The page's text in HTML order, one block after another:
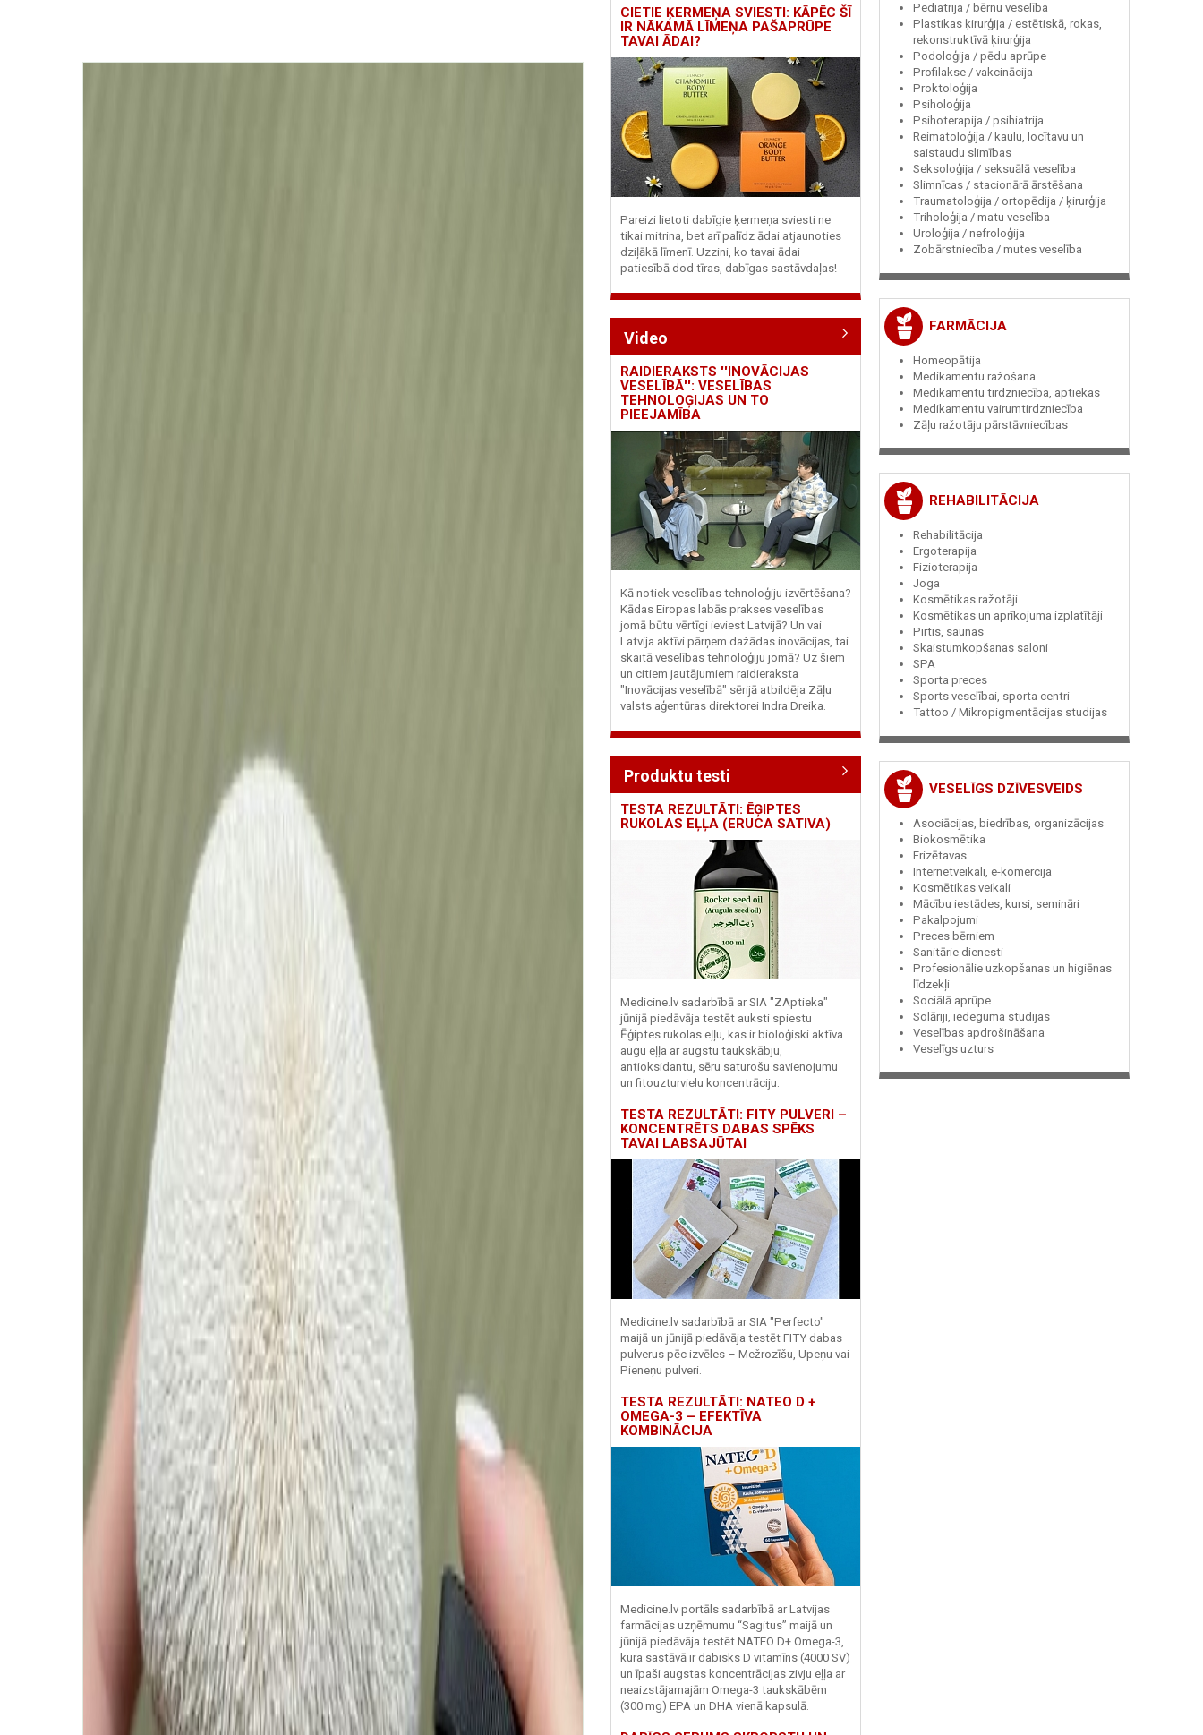
CIETIE ĶERMEŅA SVIESTI: KĀPĒC ŠĪ
IR NĀKAMĀ LĪMEŅA PAŠAPRŪPE
TAVAI ĀDAI?
Pareizi lietoti dabīgie ķermeņa sviesti ne
tikai mitrina, bet arī palīdz ādai atjaunoties
dziļākā līmenī. Uzzini, ko tavai ādai
patiesībā dod tīras, dabīgas sastāvdaļas!
Video
RAIDIERAKSTS ''INOVĀCIJAS
VESELĪBĀ'': VESELĪBAS
TEHNOLOĢIJAS UN TO
PIEEJAMĪBA
Kā notiek veselības tehnoloģiju izvērtēšana?
Kādas Eiropas labās prakses veselības
jomā būtu vērtīgi ieviest Latvijā? Un vai
Latvija aktīvi pārņem dažādas inovācijas, tai
skaitā veselības tehnoloģiju jomā? Uz šiem
un citiem jautājumiem raidieraksta
"Inovācijas veselībā" sērijā atbildēja Zāļu
valsts aģentūras direktorei Indra Dreika.
Produktu testi
TESTA REZULTĀTI: ĒĢIPTES
RUKOLAS EĻĻA (ERUCA SATIVA)
Medicine.lv sadarbībā ar SIA "ZAptieka"
jūnijā piedāvāja testēt auksti spiestu
Ēģiptes rukolas eļļu, kas ir bioloģiski aktīva
augu eļļa ar augstu taukskābju,
antioksidantu, sēru saturošu savienojumu
un fitouzturvielu koncentrāciju.
TESTA REZULTĀTI: FITY PULVERI –
KONCENTRĒTS DABAS SPĒKS
TAVAI LABSAJŪTAI
Medicine.lv sadarbībā ar SIA "Perfecto"
maijā un jūnijā piedāvāja testēt FITY dabas
pulverus pēc izvēles – Mežrozīšu, Upeņu vai
Pieneņu pulveri.
TESTA REZULTĀTI: NATEO D +
OMEGA-3 – EFEKTĪVA
KOMBINĀCIJA
Medicine.lv portāls sadarbībā ar Latvijas
farmācijas uzņēmumu “Sagitus” maijā un
jūnijā piedāvāja testēt NATEO D+ Omega-3,
kura sastāvā ir dabisks D vitamīns (4000 SV)
un īpaši augstas koncentrācijas zivju eļļa ar
neaizstājamajām Omega-3 taukskābēm
(300 mg) EPA un DHA vienā kapsulā.
Pediatrija / bērnu veselība
Plastikas ķirurģija / estētiskā, rokas,
rekonstruktīvā ķirurģija
Podoloģija / pēdu aprūpe
Profilakse / vakcinācija
Proktoloģija
Psiholoģija
Psihoterapija / psihiatrija
Reimatoloģija / kaulu, locītavu un
saistaudu slimības
Seksoloģija / seksuālā veselība
Slimnīcas / stacionārā ārstēšana
Traumatoloģija / ortopēdija / ķirurģija
Triholoģija / matu veselība
Uroloģija / nefroloģija
Zobārstniecība / mutes veselība
FARMĀCIJA
Homeopātija
Medikamentu ražošana
Medikamentu tirdzniecība, aptiekas
Medikamentu vairumtirdzniecība
Zāļu ražotāju pārstāvniecības
REHABILITĀCIJA
Rehabilitācija
Ergoterapija
Fizioterapija
Joga
Kosmētikas ražotāji
Kosmētikas un aprīkojuma izplatītāji
Pirtis, saunas
Skaistumkopšanas saloni
SPA
Sporta preces
Sports veselībai, sporta centri
Tattoo / Mikropigmentācijas studijas
VESELĪGS DZĪVESVEIDS
Asociācijas, biedrības, organizācijas
Biokosmētika
Frizētavas
Internetveikali, e-komercija
Kosmētikas veikali
Mācību iestādes, kursi, semināri
Pakalpojumi
Preces bērniem
Sanitārie dienesti
Profesionālie uzkopšanas un higiēnas
līdzekļi
Sociālā aprūpe
Solāriji, iedeguma studijas
Veselības apdrošināšana
Veselīgs uzturs